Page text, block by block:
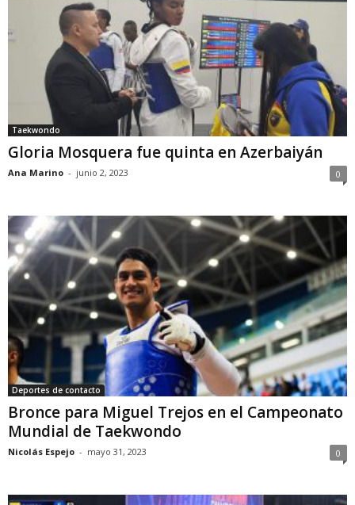
Taekwondo
Gloria Mosquera fue quinta en Azerbaiyán
Ana Marino - junio 2, 2023 0
Deportes de contacto
Bronce para Miguel Trejos en el Campeonato
Mundial de Taekwondo
Nicolás Espejo - mayo 31, 2023 0